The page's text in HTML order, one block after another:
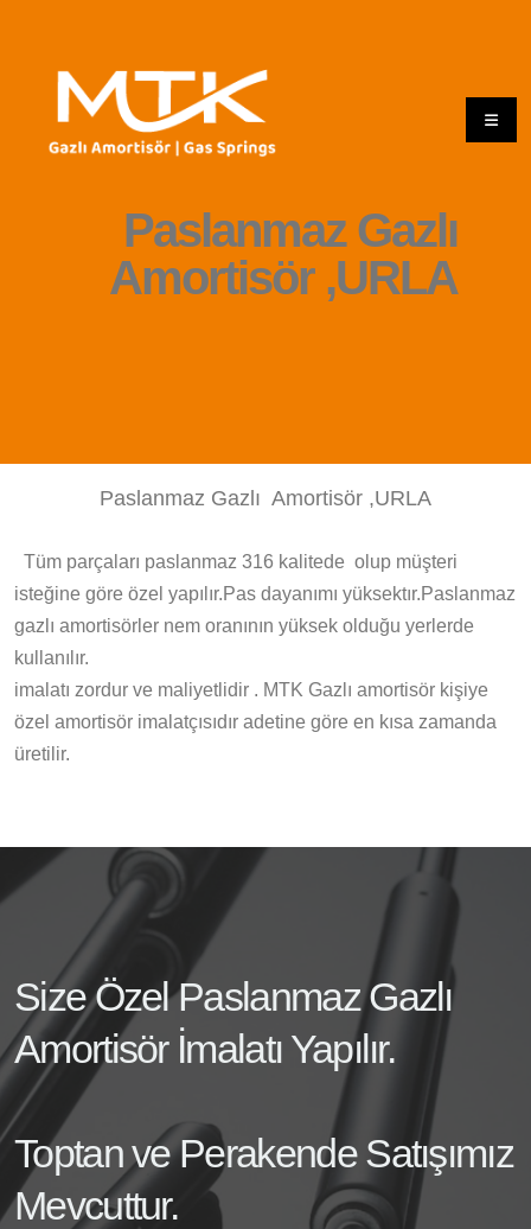
Paslanmaz Gazlı
Amortisör ,URLA
Paslanmaz Gazlı Amortisör ,URLA
Tüm parçaları paslanmaz 316 kalitede olup müşteri
isteğine göre özel yapılır.Pas dayanımı yüksektır.Paslanmaz
gazlı amortisörler nem oranının yüksek olduğu yerlerde
kullanılır.
imalatı zordur ve maliyetlidir . MTK Gazlı amortisör kişiye
özel amortisör imalatçısıdır adetine göre en kısa zamanda
üretilir.
Size Özel Paslanmaz Gazlı
Amortisör İmalatı Yapılır.
Toptan ve Perakende Satışımız
Mevcuttur.